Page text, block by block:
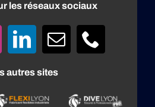
les réseaux sociaux
autres sites